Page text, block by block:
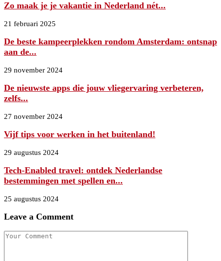
Zo maak je je vakantie in Nederland nét...
21 februari 2025
De beste kampeerplekken rondom Amsterdam: ontsnap
aan de...
29 november 2024
De nieuwste apps die jouw vliegervaring verbeteren,
zelfs...
27 november 2024
Vijf tips voor werken in het buitenland!
29 augustus 2024
Tech-Enabled travel: ontdek Nederlandse
bestemmingen met spellen en...
25 augustus 2024
Leave a Comment